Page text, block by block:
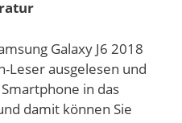
Galaxy J6 2018
Leser ausgelesen und
in das
damit können Sie